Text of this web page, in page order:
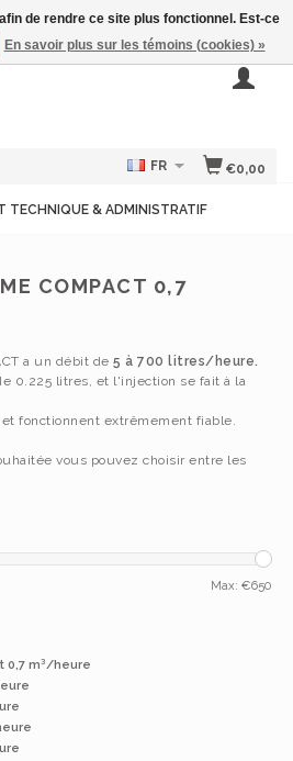
€0,00
FR
TECHNIQUE & ADMINISTRATIF
COMPACT 0,7
a un débit de 5 à 700 litres/heure.
0.225 litres, et l'injection se fait à la
fonctionnent extrêmement fiable.
vous pouvez choisir entre les
Max: €650
0,7 m³/heure
de rendre ce site plus fonctionnel. Est-ce
En savoir plus sur les témoins (cookies) »